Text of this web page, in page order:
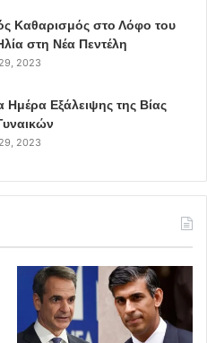
Καθαρισμός στο Λόφο του
στη Νέα Πεντέλη
2023
Ημέρα Εξάλειψης της Βίας
2023